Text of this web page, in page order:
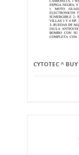
CYTOTEC ^